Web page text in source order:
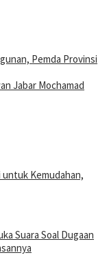
Pemda Provinsi
Jabar Mochamad
Kemudahan,
Suara Soal Dugaan